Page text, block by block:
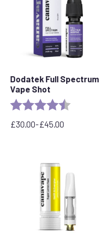
Dodatek Full Spectrum
Vape Shot
Ocena: 4.6 out
£30.00-£45.00
Zakres